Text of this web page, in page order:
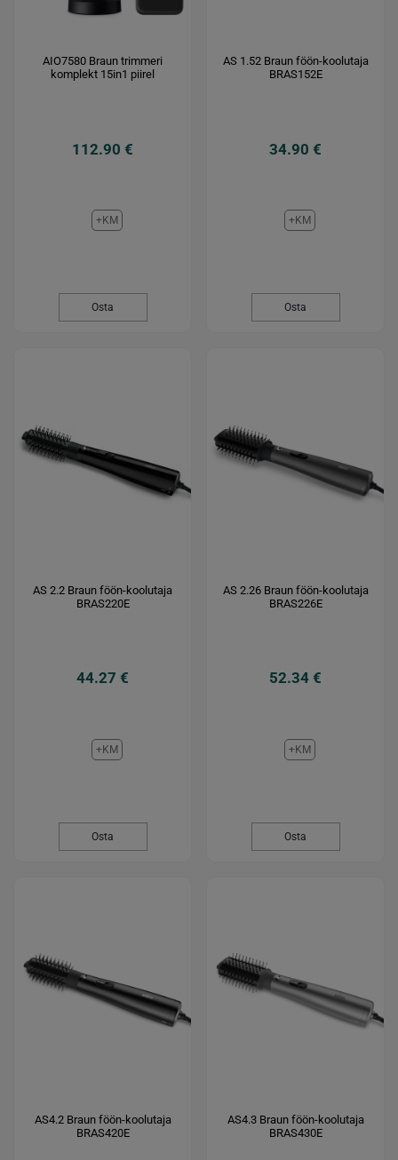
AIO7580 Braun trimmeri
komplekt 15in1 piirel
112.90 €
+KM
Osta
AS 1.52 Braun föön-koolutaja
BRAS152E
34.90 €
+KM
Osta
AS 2.2 Braun föön-koolutaja
BRAS220E
44.27 €
+KM
Osta
AS 2.26 Braun föön-koolutaja
BRAS226E
52.34 €
+KM
Osta
AS4.2 Braun föön-koolutaja
BRAS420E
AS4.3 Braun föön-koolutaja
BRAS430E